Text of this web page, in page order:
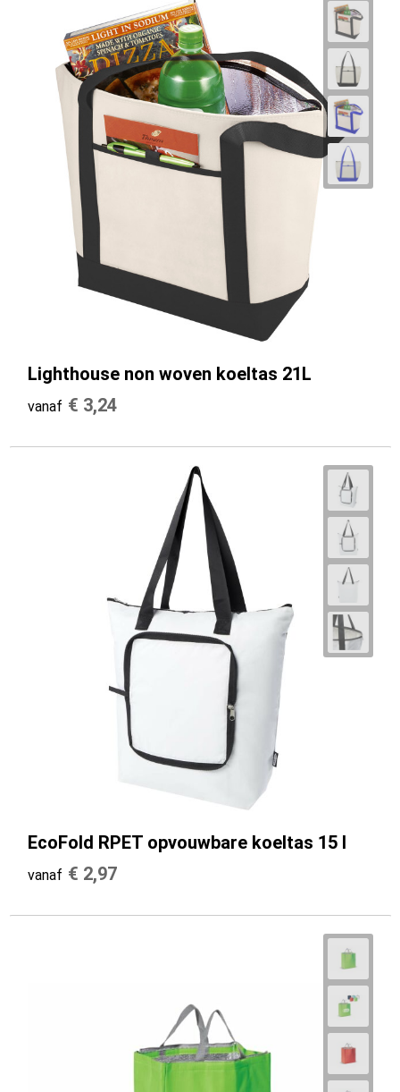
Lighthouse non woven koeltas 21L
vanaf € 3,24
EcoFold RPET opvouwbare koeltas 15 l
vanaf € 2,97